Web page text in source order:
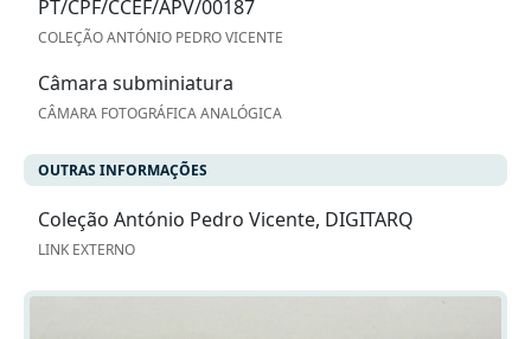
PT/CPF/CCEF/APV/00187
COLEÇÃO ANTÓNIO PEDRO VICENTE
Câmara subminiatura
CÂMARA FOTOGRÁFICA ANALÓGICA
OUTRAS INFORMAÇÕES
Coleção António Pedro Vicente, DIGITARQ
LINK EXTERNO